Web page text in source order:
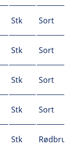
Stk Sort
Stk Sort
Stk Sort
Stk Sort
Stk Rødbrun